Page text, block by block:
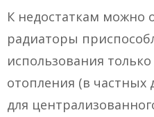
К недостаткам можно
радиаторы
использования
отопления (в частных
для